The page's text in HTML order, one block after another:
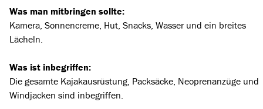
Was man mitbringen sollte:
Kamera, Sonnencreme, Hut, Snacks, Wasser und ein breites
Lächeln.
Was ist inbegriffen:
Die gesamte Kajakausrüstung, Packsäcke, Neoprenanzüge und
Windjacken sind inbegriffen.